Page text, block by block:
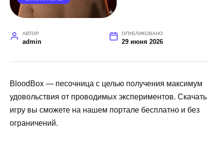
АВТОР
admin
ОПУБЛИКОВАНО
29 июня 2026
BloodBox — песочница с целью получения максимум
удовольствия от проводимых экспериментов. Скачать
игру вы сможете на нашем портале бесплатно и без
ограничений.